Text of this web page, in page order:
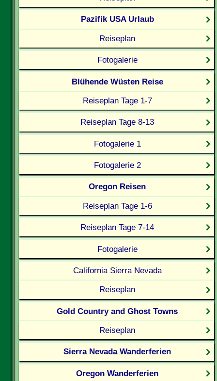
Pazifik USA Urlaub
Reiseplan
Fotogalerie
Blühende Wüsten Reise
Reiseplan Tage 1-7
Reiseplan Tage 8-13
Fotogalerie 1
Fotogalerie 2
Oregon Reisen
Reiseplan Tage 1-6
Reiseplan Tage 7-14
Fotogalerie
California Sierra Nevada
Reiseplan
Gold Country and Ghost Towns
Reiseplan
Sierra Nevada Wanderferien
Oregon Wanderferien